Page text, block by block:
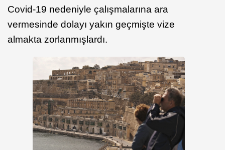
Covid-19 nedeniyle çalışmalarına ara
vermesinde dolayı yakın geçmişte vize
almakta zorlanmışlardı.